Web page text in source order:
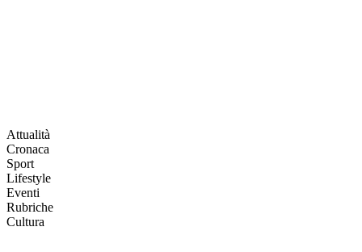
Attualità
Cronaca
Sport
Lifestyle
Eventi
Rubriche
Cultura